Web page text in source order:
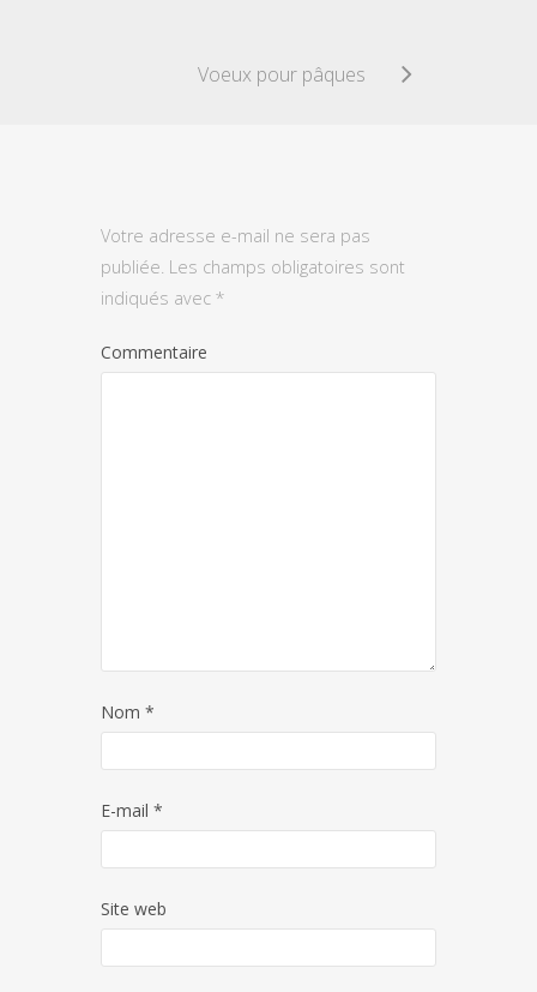
Voeux pour pâques
Votre adresse e-mail ne sera pas
publiée. Les champs obligatoires sont
indiqués avec *
Commentaire
Nom *
E-mail *
Site web